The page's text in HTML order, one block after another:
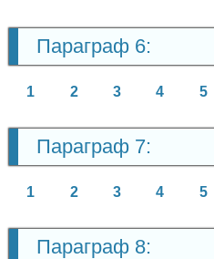
Параграф 6:
1 2 3 4 5
Параграф 7:
1 2 3 4 5
Параграф 8: